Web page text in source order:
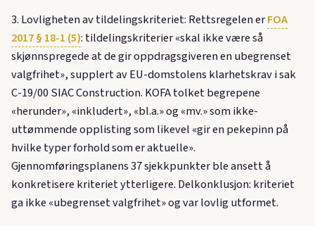
3. Lovligheten av tildelingskriteriet: Rettsregelen erFOA
2017 § 18-1 (5): tildelingskriterier «skal ikke være så
skjønnspregede at de gir oppdragsgiveren en ubegrenset
valgfrihet», supplert av EU-domstolens klarhetskrav i sak
C-19/00 SIAC Construction. KOFA tolket begrepene
«herunder», «inkludert», «bl.a.» og «mv.» som ikke-
uttømmende opplisting som likevel «gir en pekepinn på
hvilke typer forhold som er aktuelle».
Gjennomføringsplanens 37 sjekkpunkter ble ansett å
konkretisere kriteriet ytterligere. Delkonklusjon: kriteriet
ga ikke «ubegrenset valgfrihet» og var lovlig utformet.